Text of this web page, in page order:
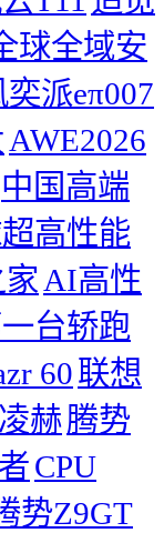
球全域安
派eπ007
AWE2026
中国高端
高性能
AI高性
台轿跑
60联想
赫腾势
CPU
势Z9GT